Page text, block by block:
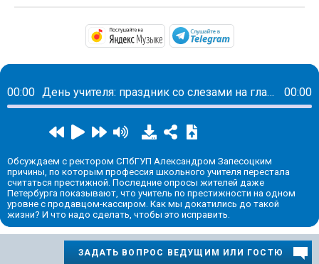
https://music.yandex.ru/
00:00 День учителя: праздник со слезами на глазах 00:00
Обсуждаем с ректором СПбГУП Александром Запесоцким
причины, по которым профессия школьного учителя перестала
считаться престижной. Последние опросы жителей даже
Петербурга показывают, что учитель по престижности на одном
уровне с продавцом-кассиром. Как мы докатились до такой
жизни? И что надо сделать, чтобы это исправить.
ЗАДАТЬ ВОПРОС ВЕДУЩИМ ИЛИ ГОСТЮ